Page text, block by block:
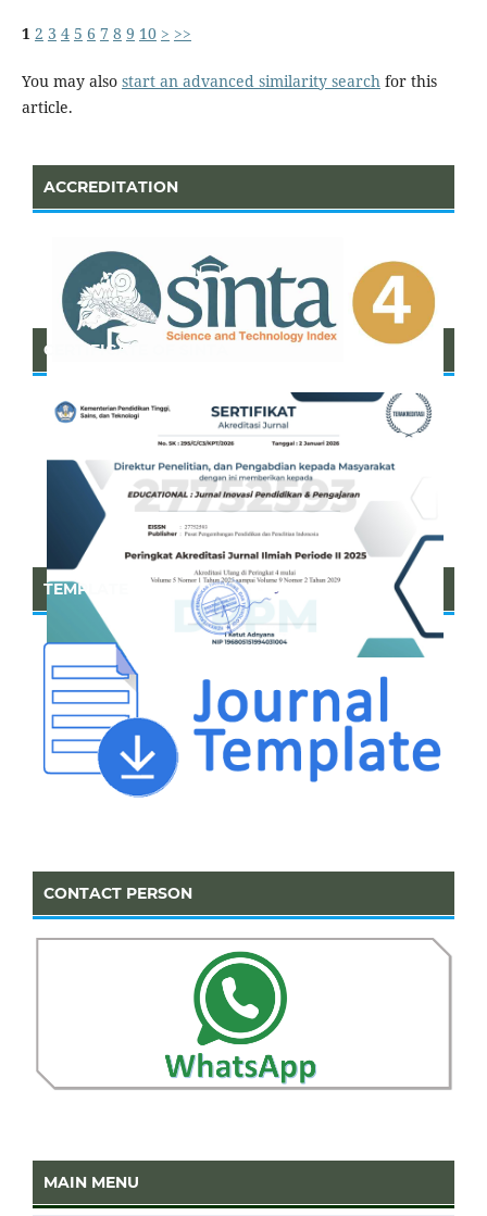
1 2 3 4 5 6 7 8 9 10 > >>
You may also start an advanced similarity searchfor this
article.
ACCREDITATION
CERTIFICATE OF SINTA
TEMPLATE
CONTACT PERSON
MAIN MENU